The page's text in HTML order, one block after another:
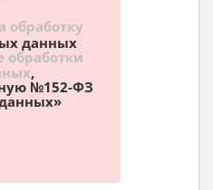
обработку
данных
обработки
,
№152-ФЗ